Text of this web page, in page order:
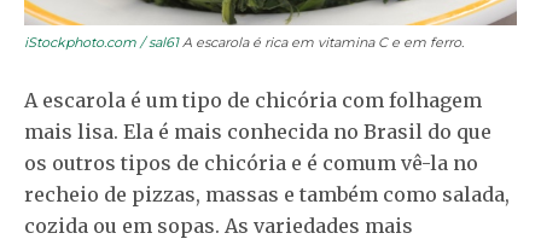
iStockphoto.com / sal61A escarola é rica em vitamina C e em ferro.
A escarola é um tipo de chicória com folhagem
mais lisa. Ela é mais conhecida no Brasil do que
os outros tipos de chicória e é comum vê-la no
recheio de pizzas, massas e também como salada,
cozida ou em sopas. As variedades mais